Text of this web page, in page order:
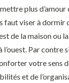
plus d’amour
faut viser à dormir
de la maison ou
l’ouest. Par contre
votre sens
et de